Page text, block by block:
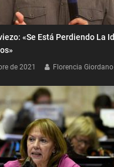
«Se Está Perdiendo La
de 2021 Florencia Giordano